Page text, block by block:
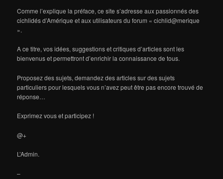
Comme l’explique la préface, ce site s’adresse aux passionnés des
cichlidés d’Amérique et aux utilisateurs du forum « cichlid@merique
».
A ce titre, vos idées, suggestions et critiques d’articles sont les
bienvenus et permettront d’enrichir la connaissance de tous.
Proposez des sujets, demandez des articles sur des sujets
particuliers pour lesquels vous n’avez peut être pas encore trouvé de
réponse…
Exprimez vous et participez !
@+
L’Admin.
–